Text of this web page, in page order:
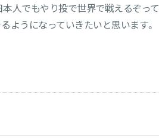
人でもやり投で世界で戦えるぞって
ようになっていきたいと思います。